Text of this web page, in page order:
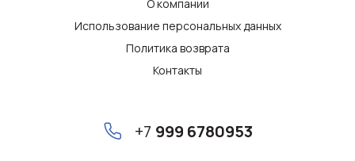
О компании
Использование персональных данных
Политика возврата
Контакты
+7 999 6780953